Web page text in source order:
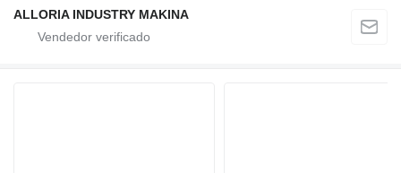
ALLORIA INDUSTRY MAKINA